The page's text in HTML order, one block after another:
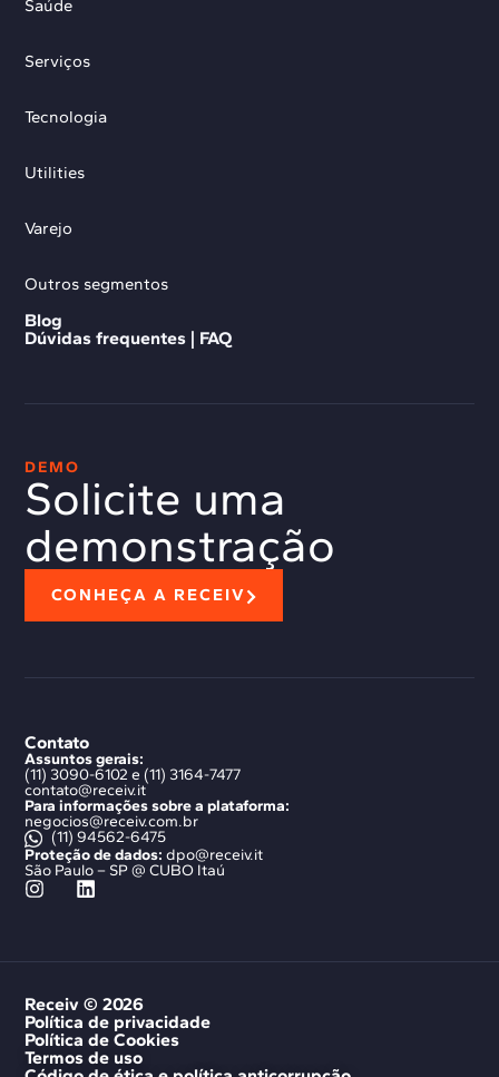
Saúde
Serviços
Tecnologia
Utilities
Varejo
Outros segmentos
Blog
Dúvidas frequentes | FAQ
DEMO
Solicite uma
demonstração
CONHEÇA A RECEIV
Contato
Assuntos gerais:
(11) 3090-6102 e (11) 3164-7477
contato@receiv.it
Para informações sobre a plataforma:
negocios@receiv.com.br
(11) 94562-6475
Proteção de dados:dpo@receiv.it
São Paulo – SP @ CUBO Itaú
Receiv © 2026
Política de privacidade
Política de Cookies
Termos de uso